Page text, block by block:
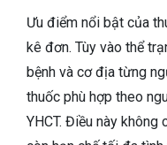
Ưu điểm nổi bật của
kê đơn. Tùy vào thể
bệnh và cơ địa từng
thuốc phù hợp theo
YHCT. Điều này không